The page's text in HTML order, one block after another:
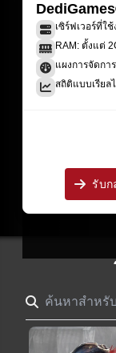
เซิร์ฟเวอร์ที่ใ
RAM: ตั้งแต่
แผงการจัดกา
สถิติแบบเรียล
รับก